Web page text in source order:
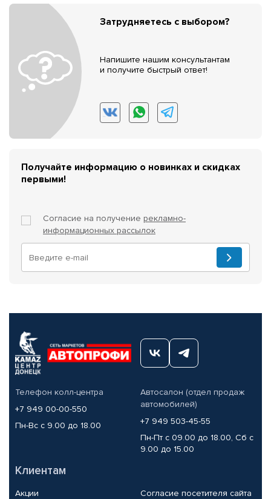
Затрудняетесь с выбором?
Напишите нашим консультантам
и получите быстрый ответ!
Получайте информацию о новинках и скидках
первыми!
Согласие на получение рекламно-
информационных рассылок
Телефон колл-центра
+7 949 00-00-550
Пн-Вс с 9.00 до 18.00
Автосалон (отдел продаж
автомобилей)
+7 949 503-45-55
Пн-Пт с 09.00 до 18.00, Сб с
9.00 до 15.00
Клиентам
Акции
Согласие посетителя сайта